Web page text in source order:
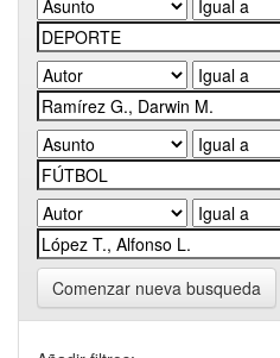
Comenzar nueva busqueda